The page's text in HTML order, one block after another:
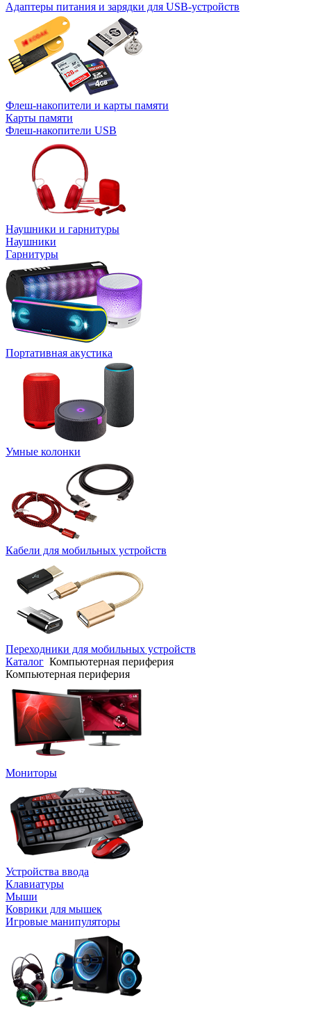
Адаптеры питания и зарядки для USB-устройств
Флеш-накопители и карты памяти
Карты памяти
Флеш-накопители USB
Наушники и гарнитуры
Наушники
Гарнитуры
Портативная акустика
Умные колонки
Кабели для мобильных устройств
Переходники для мобильных устройств
Каталог Компьютерная периферия
Компьютерная периферия
Мониторы
Устройства ввода
Клавиатуры
Мыши
Коврики для мышек
Игровые манипуляторы